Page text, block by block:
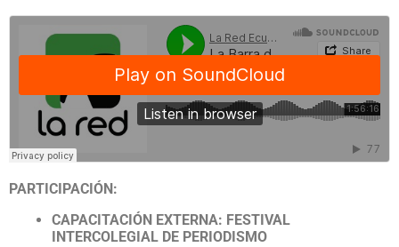
PARTICIPACIÓN:
CAPACITACIÓN EXTERNA: FESTIVAL
INTERCOLEGIAL DE PERIODISMO